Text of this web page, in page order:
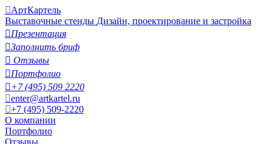
АртКартель
Выставочные стенды Дизайн, проектирование и застройка
Презентация
Заполнить бриф
 Отзывы
Портфолио
+7 (495) 509 2220
enter@artkartel.ru
+7 (495) 509-2220
О компании
Портфолио
Отзывы